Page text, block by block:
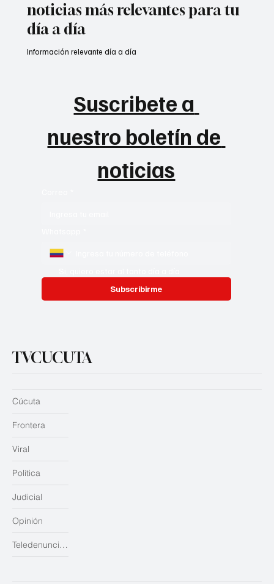
noticias más relevantes para tu
día a día
Suscribete a
nuestro boletín de
noticias
Subscribirme
Información relevante día a día
TVCUCUTA
Judicial
Opinión
Teledenuncias
Cúcuta
Frontera
Viral
Política